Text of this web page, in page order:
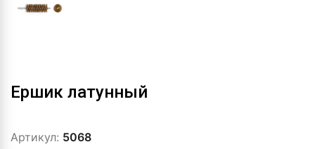
Ершик латунный
Артикул: 5068